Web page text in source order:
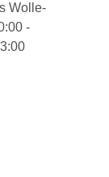
Wolle-
-